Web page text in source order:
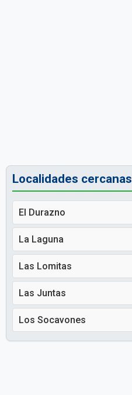
Localidades cercanas
El Durazno
La Laguna
Las Lomitas
Las Juntas
Los Socavones